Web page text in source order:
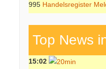
995 Handelsregister
Top News
15:02